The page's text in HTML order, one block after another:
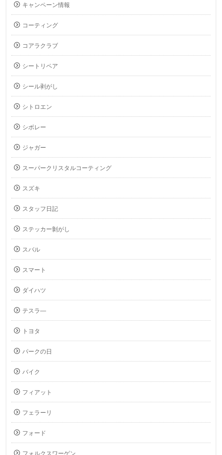
キャンペーン情報
コーティング
コアラクラブ
シートリペア
シール剥がし
シトロエン
シボレー
ジャガー
スーパークリスタルコーティング
スズキ
スタッフ日記
ステッカー剝がし
スバル
スマート
ダイハツ
テスラ―
トヨタ
パークの日
バイク
フィアット
フェラーリ
フォード
フォルクスワーゲン